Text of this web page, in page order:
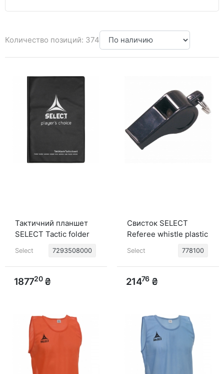
Количество позиций: 374
Тактичний планшет
SELECT Tactic folder
Select 7293508000
187720₴
Свисток SELECT
Referee whistle plastic
Select 778100
21476₴